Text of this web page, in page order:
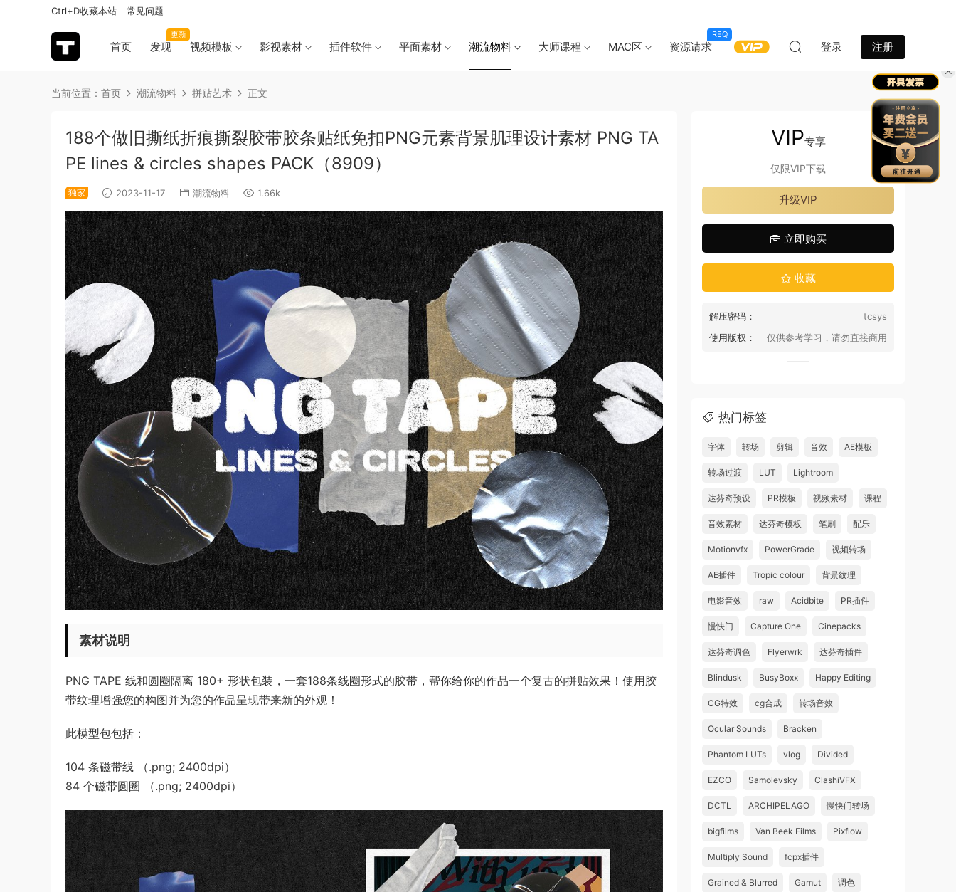
首页 发现
更新
视频模板 影视素材 插件软件 平面素材 潮流物料 大师课程 MAC区 资源请求
REQ
登录 注册
Ctrl+D收藏本站 常见问题
当前位置： 首页 潮流物料 拼贴艺术 正文
188个做旧撕纸折痕撕裂胶带胶条贴纸免扣PNG元素背景肌理设计素材 PNG TA
PE lines & circles shapes PACK（8909）
独家 2023-11-17 潮流物料 1.66k
素材说明
PNG TAPE 线和圆圈隔离 180+ 形状包装，一套188条线圈形式的胶带，帮你给你的作品一个复古的拼贴效果！使用胶
带纹理增强您的构图并为您的作品呈现带来新的外观！
此模型包包括：
104 条磁带线 （.png; 2400dpi）
84 个磁带圆圈 （.png; 2400dpi）
VIP专享
仅限VIP下载
升级VIP
立即购买
收藏
解压密码：
tcsys
使用版权：
仅供参考学习，请勿直接商用
热门标签
字体 转场 剪辑 音效 AE模板
转场过渡 LUT Lightroom
达芬奇预设 PR模板 视频素材 课程
音效素材 达芬奇模板 笔刷 配乐
Motionvfx PowerGrade 视频转场
AE插件 Tropic colour 背景纹理
电影音效 raw Acidbite PR插件
慢快门 Capture One Cinepacks
达芬奇调色 Flyerwrk 达芬奇插件
Blindusk BusyBoxx Happy Editing
CG特效 cg合成 转场音效
Ocular Sounds Bracken
Phantom LUTs vlog Divided
EZCO Samolevsky ClashiVFX
DCTL ARCHIPELAGO 慢快门转场
bigfilms Van Beek Films Pixflow
Multiply Sound fcpx插件
Grained & Blurred Gamut 调色